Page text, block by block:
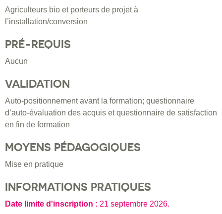
Agriculteurs bio et porteurs de projet à
l’installation/conversion
PRÉ-REQUIS
Aucun
VALIDATION
Auto-positionnement avant la formation; questionnaire
d’auto-évaluation des acquis et questionnaire de satisfaction
en fin de formation
MOYENS PÉDAGOGIQUES
Mise en pratique
INFORMATIONS PRATIQUES
Date limite d'inscription : 21 septembre 2026.